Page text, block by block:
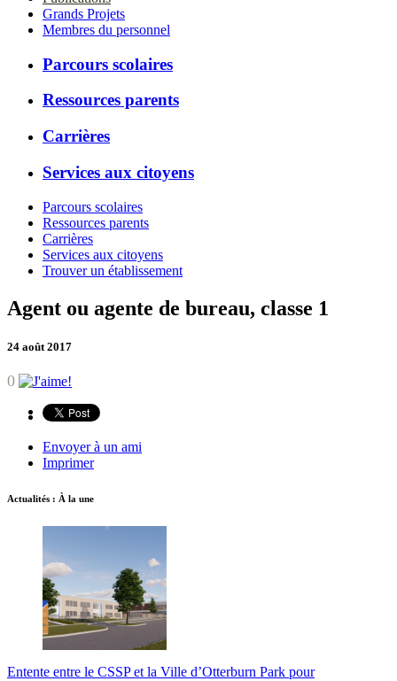
Grands Projets
Membres du personnel
Parcours scolaires
Ressources parents
Carrières
Services aux citoyens
Parcours scolaires
Ressources parents
Carrières
Services aux citoyens
Trouver un établissement
Agent ou agente de bureau, classe 1
24 août 2017
0
Envoyer à un ami
Imprimer
Actualités : À la une
Entente entre le CSSP et la Ville d’Otterburn Park pour